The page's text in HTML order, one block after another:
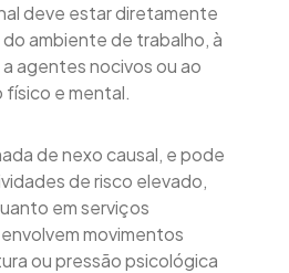
deve estar diretamente
ambiente de trabalho, à
agentes nocivos ou ao
e mental.
de nexo causal, e pode
de risco elevado,
em serviços
movimentos
ou pressão psicológica